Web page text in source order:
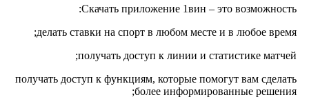
Скачать приложение 1вин – это возможность:
делать ставки на спорт в любом месте и в любое время;
получать доступ к линии и статистике матчей;
получать доступ к функциям, которые помогут вам сделать
более информированные решения;